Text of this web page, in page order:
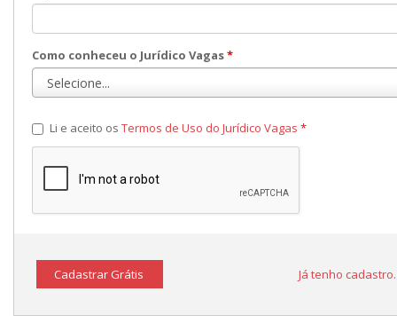
Como conheceu o Jurídico Vagas*
Li e aceito os Termos de Uso do Jurídico Vagas *
Cadastrar Grátis Já tenho